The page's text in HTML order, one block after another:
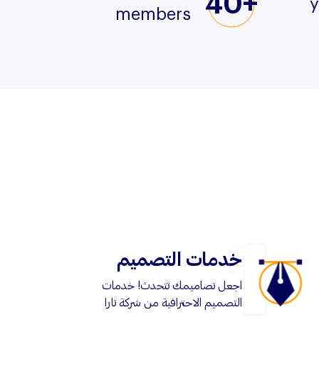
members
خدمات التصميم
اجعل تصاميمك تتحدث! خدمات
التصميم الاحترافية من شركة تارا